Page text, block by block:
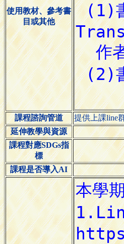
使用教材、參考書
目或其他
課程諮詢管道
提供上課line
延伸教學與資源
課程對應SDGs指
標
課程是否導入AI